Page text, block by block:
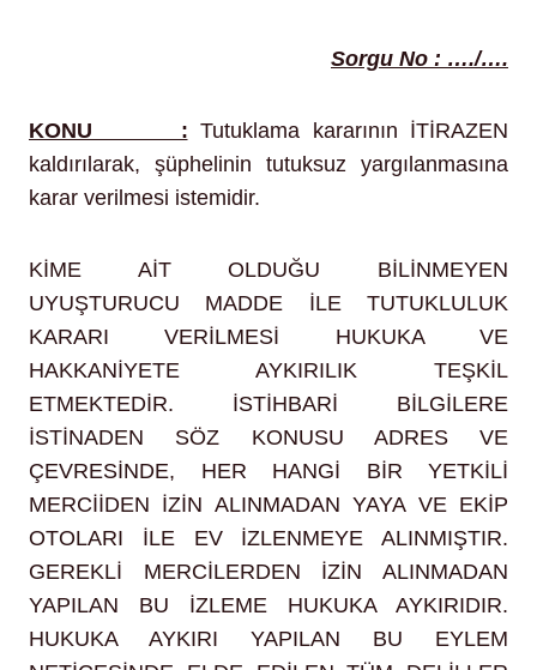
Sorgu No : …./….
KONU : Tutuklama kararının İTİRAZEN
kaldırılarak, şüphelinin tutuksuz yargılanmasına
karar verilmesi istemidir.
KİME AİT OLDUĞU BİLİNMEYEN
UYUŞTURUCU MADDE İLE TUTUKLULUK
KARARI VERİLMESİ HUKUKA VE
HAKKANİYETE AYKIRILIK TEŞKİL
ETMEKTEDİR. İSTİHBARİ BİLGİLERE
İSTİNADEN SÖZ KONUSU ADRES VE
ÇEVRESİNDE, HER HANGİ BİR YETKİLİ
MERCİİDEN İZİN ALINMADAN YAYA VE EKİP
OTOLARI İLE EV İZLENMEYE ALINMIŞTIR.
GEREKLİ MERCİLERDEN İZİN ALINMADAN
YAPILAN BU İZLEME HUKUKA AYKIRIDIR.
HUKUKA AYKIRI YAPILAN BU EYLEM